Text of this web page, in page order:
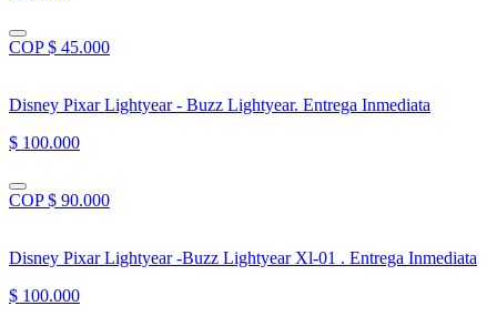
COP $ 45.000
Disney Pixar Lightyear - Buzz Lightyear. Entrega Inmediata
$ 100.000
COP $ 90.000
Disney Pixar Lightyear -Buzz Lightyear Xl-01 . Entrega Inmediata
$ 100.000